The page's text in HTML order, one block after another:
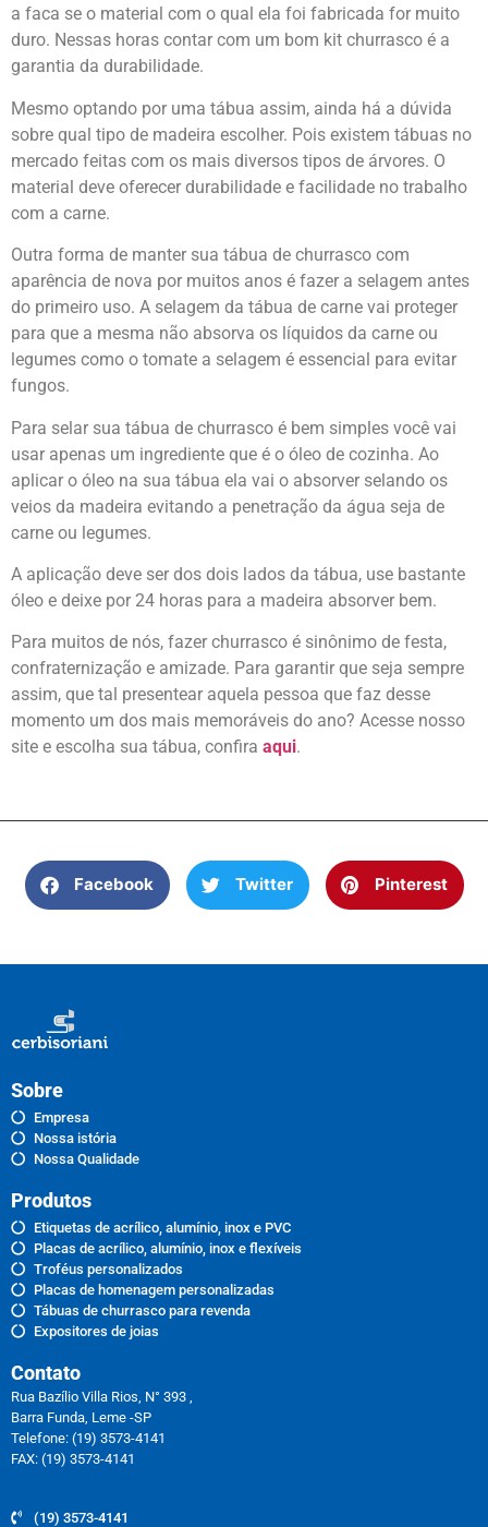
a faca se o material com o qual ela foi fabricada for muito
duro. Nessas horas contar com um bom kit churrasco é a
garantia da durabilidade.
Mesmo optando por uma tábua assim, ainda há a dúvida
sobre qual tipo de madeira escolher. Pois existem tábuas no
mercado feitas com os mais diversos tipos de árvores. O
material deve oferecer durabilidade e facilidade no trabalho
com a carne.
Outra forma de manter sua tábua de churrasco com
aparência de nova por muitos anos é fazer a selagem antes
do primeiro uso. A selagem da tábua de carne vai proteger
para que a mesma não absorva os líquidos da carne ou
legumes como o tomate a selagem é essencial para evitar
fungos.
Para selar sua tábua de churrasco é bem simples você vai
usar apenas um ingrediente que é o óleo de cozinha. Ao
aplicar o óleo na sua tábua ela vai o absorver selando os
veios da madeira evitando a penetração da água seja de
carne ou legumes.
A aplicação deve ser dos dois lados da tábua, use bastante
óleo e deixe por 24 horas para a madeira absorver bem.
Para muitos de nós, fazer churrasco é sinônimo de festa,
confraternização e amizade. Para garantir que seja sempre
assim, que tal presentear aquela pessoa que faz desse
momento um dos mais memoráveis do ano? Acesse nosso
site e escolha sua tábua, confira aqui.
Facebook Twitter Pinterest
Sobre
Empresa
Nossa istória
Nossa Qualidade
Produtos
Etiquetas de acrílico, alumínio, inox e PVC
Placas de acrílico, alumínio, inox e flexíveis
Troféus personalizados
Placas de homenagem personalizadas
Tábuas de churrasco para revenda
Expositores de joias
Contato
Rua Bazílio Villa Rios, N° 393 ,
Barra Funda, Leme -SP
Telefone: (19) 3573-4141
FAX: (19) 3573-4141
(19) 3573-4141